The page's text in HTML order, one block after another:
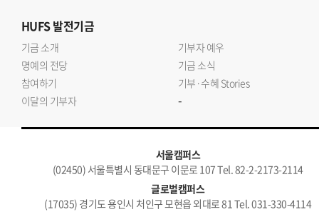
HUFS발전기금
기금 소개
기부자 예우
명예의 전당
기금 소식
참여하기
기부·수혜 Stories
이달의 기부자
-
서울캠퍼스
(02450) 서울특별시 동대문구 이문로 107 Tel. 82-2-2173-2114
글로벌캠퍼스
(17035) 경기도 용인시 처인구 모현읍 외대로 81 Tel. 031-330-4114